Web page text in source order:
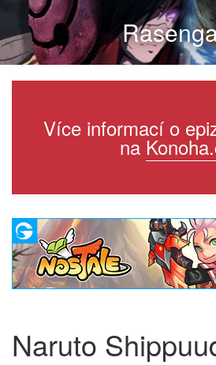
Více informací o
na
Naruto